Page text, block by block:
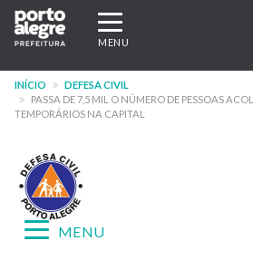
Pular
para
conteúdo
principal
Expandir/recolher
navegação
MENU
INÍCIO
DEFESA CIVIL
PASSA DE 7,5 MIL O NÚMERO DE PESSOAS
TEMPORÁRIOS NA CAPITAL
Expandir/recolher
MENU